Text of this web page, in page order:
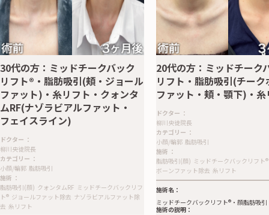
30代の方：ミッドチークバック
リフト®︎・脂肪吸引(頬・ジョール
ファット)・糸リフト・クォンタ
ムRF(ナゾラビアルファット・
フェイスライン)
ドクター ：
柳川央徒院長
カテゴリー ：
小顔/輪郭 脂肪吸引
施術 ：
脂肪吸引(顔) クォンタムRF ミッドチークバックリフ
ト®︎ ジョールファット除去 ナゾラビアルファット除
去 糸リフト
20代の方：ミッドチーク
リフト・脂肪吸引(チーク
ファット・頬・顎下)・
ドクター ：
柳川央徒院長
カテゴリー ：
小顔/輪郭 脂肪吸引
施術 ：
脂肪吸引(顔) ミッドチークバックリフト®︎
ボーンファット除去 糸リフト
施術名：
ミッドチークバックリフト®️・顔脂肪吸
施術の説明：